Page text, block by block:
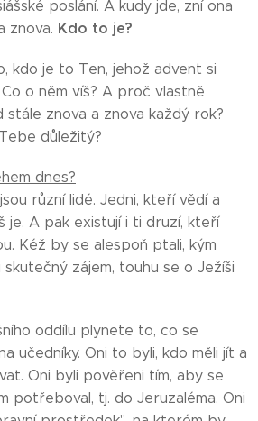
poslání. A kudy jde, zní ona
znova. Kdo to je?
kdo je to Ten, jehož advent si
o něm víš? A proč vlastně
stále znova a znova každý rok?
důležitý?
dnes?
různí lidé. Jedni, kteří vědí a
je. A pak existují i ti druzí, kteří
Kéž by se alespoň ptali, kým
zájem, touhu se o Ježíši
oddílu plynete to, co se
učedníky. Oni to byli, kdo měli jít a
Oni byli pověřeni tím, aby se
potřeboval, tj. do Jeruzaléma. Oni